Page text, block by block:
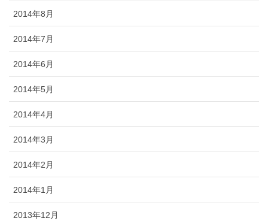
2014年8月
2014年7月
2014年6月
2014年5月
2014年4月
2014年3月
2014年2月
2014年1月
2013年12月